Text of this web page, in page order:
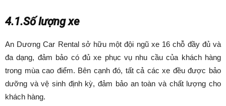
4.1.Số lượng xe
An Dương Car Rental sở hữu một đội ngũ xe 16 chỗ đầy đủ và
đa dạng, đảm bảo có đủ xe phục vụ nhu cầu của khách hàng
trong mùa cao điểm. Bên cạnh đó, tất cả các xe đều được bảo
dưỡng và vệ sinh định kỳ, đảm bảo an toàn và chất lượng cho
khách hàng.